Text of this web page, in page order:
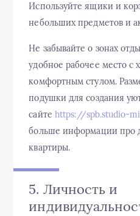
Используйте ящики и
небольших предметов и
Не забывайте о зонах
удобное рабочее место
комфортным стулом.
подушки для создания
сайте https://spb.studio-
больше информации про
квартиры.
5. Личность и